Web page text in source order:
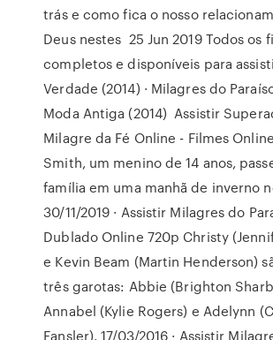
trás e como fica o nosso
Deus nestes 25 Jun 2019 Todos os
completos e disponíveis para
Verdade (2014) · Milagres do
Moda Antiga (2014) Assistir
Milagre da Fé Online - Filmes
Smith, um menino de 14 anos,
família em uma manhã de inverno
30/11/2019 · Assistir Milagres do
Dublado Online 720p Christy
e Kevin Beam (Martin Henderson)
três garotas: Abbie (Brighton
Annabel (Kylie Rogers) e Adelynn
Fansler). 17/03/2016 · Assistir